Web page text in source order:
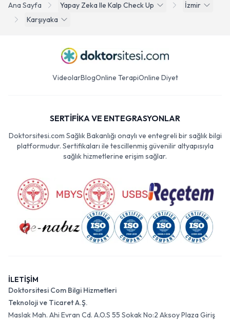
Ana Sayfa Yapay Zeka Ile Kalp Check Up
İzmir
Karşıyaka
VideolarBlogOnline TerapiOnline Diyet
SERTİFİKA VE ENTEGRASYONLAR
Doktorsitesi.com Sağlık Bakanlığı onaylı ve entegreli bir sağlık bilgi
platformudur. Sertifikaları ile tescillenmiş güvenilir altyapısıyla
sağlık hizmetlerine erişim sağlar.
İLETİŞİM
Doktorsitesi Com Bilgi Hizmetleri
Teknoloji ve Ticaret A.Ş.
Maslak Mah. Ahi Evran Cd. A.O.S 55 Sokak No:2 Aksoy Plaza Giriş